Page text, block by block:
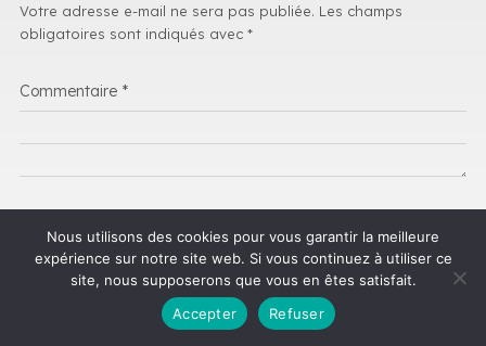
Votre adresse e-mail ne sera pas publiée. Les champs
obligatoires sont indiqués avec *
Commentaire *
Nous utilisons des cookies pour vous garantir la meilleure
expérience sur notre site web. Si vous continuez à utiliser ce
site, nous supposerons que vous en êtes satisfait.
Accepter
Refuser